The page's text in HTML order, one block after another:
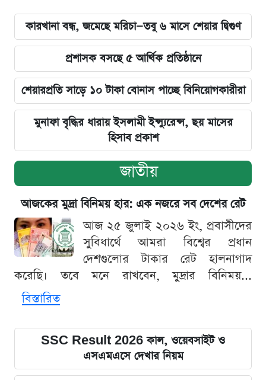
কারখানা বন্ধ, জমেছে মরিচা—তবু ৬ মাসে শেয়ার দ্বিগুণ
প্রশাসক বসছে ৫ আর্থিক প্রতিষ্ঠানে
শেয়ারপ্রতি সাড়ে ১০ টাকা বোনাস পাচ্ছে বিনিয়োগকারীরা
মুনাফা বৃদ্ধির ধারায় ইসলামী ইন্স্যুরেন্স, ছয় মাসের
হিসাব প্রকাশ
জাতীয়
আজকের মুদ্রা বিনিময় হার: এক নজরে সব দেশের রেট
আজ ২৫ জুলাই ২০২৬ ইং, প্রবাসীদের
সুবিধার্থে আমরা বিশ্বের প্রধান
দেশগুলোর টাকার রেট হালনাগাদ
করেছি। তবে মনে রাখবেন, মুদ্রার বিনিময়...
বিস্তারিত
SSC Result 2026 কাল, ওয়েবসাইট ও
এসএমএসে দেখার নিয়ম